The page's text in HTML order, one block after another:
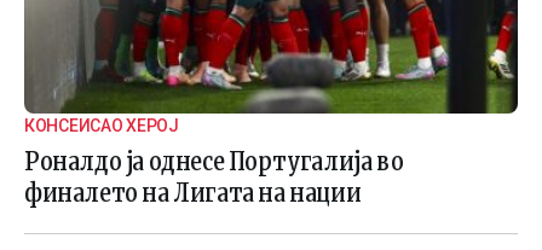
КОНСЕИСАО ХЕРОЈ
Роналдо ја однесе Португалија во
финалето на Лигата на нации